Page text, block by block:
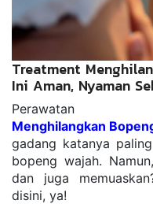
Treatment
Ini Aman, Nyaman
Menghilangkan
gadang katanya
bopeng wajah.
dan juga
disini, ya!